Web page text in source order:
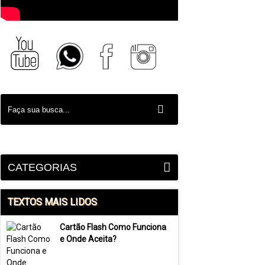
CATEGORIAS
TEXTOS MAIS LIDOS
Cartão Flash Como Funciona
e Onde Aceita?